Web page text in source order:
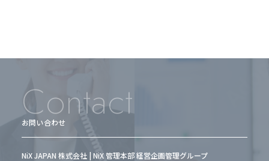
Contact
お問い合わせ
NiX JAPAN 株式会社 | NiX 管理本部 経営企画管理グループ